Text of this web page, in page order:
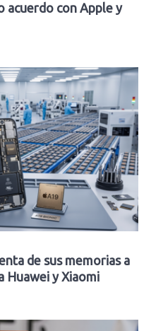
acuerdo con Apple y
de sus memorias a
Huawei y Xiaomi